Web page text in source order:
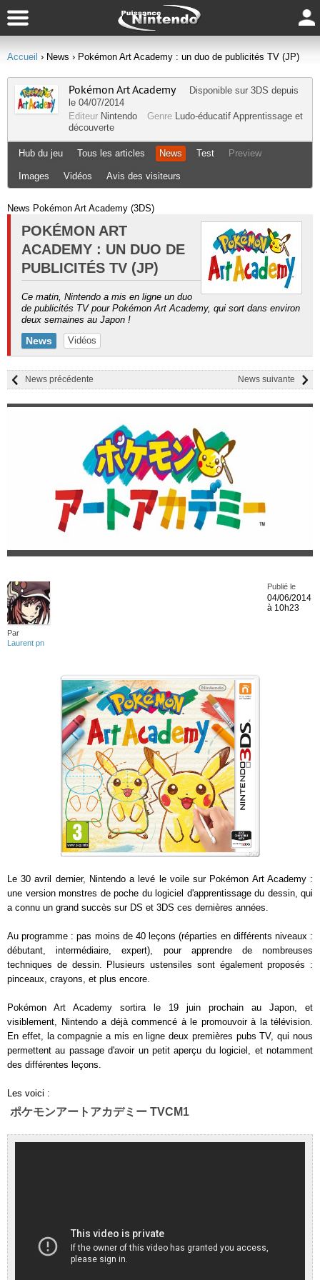
Accueil › News › Pokémon Art Academy : un duo de publicités TV (JP)
Pokémon Art Academy Disponible sur 3DS depuis
le 04/07/2014
Editeur Nintendo Genre Ludo-éducatif Apprentissage et
découverte
Hub du jeu Tous les articles News Test Preview
Images Vidéos Avis des visiteurs
News Pokémon Art Academy (3DS)
POKÉMON ART
ACADEMY : UN DUO DE
PUBLICITÉS TV (JP)
Ce matin, Nintendo a mis en ligne un duo
de publicités TV pour Pokémon Art Academy, qui sort dans environ
deux semaines au Japon !
News Vidéos
News suivante
News précédente
Par
Laurent pn
Publié le
04/06/2014
à 10h23
Le 30 avril dernier, Nintendo a levé le voile sur Pokémon Art Academy :
une version monstres de poche du logiciel d'apprentissage du dessin, qui
a connu un grand succès sur DS et 3DS ces dernières années.
Au programme : pas moins de 40 leçons (réparties en différents niveaux :
débutant, intermédiaire, expert), pour apprendre de nombreuses
techniques de dessin. Plusieurs ustensiles sont également proposés :
pinceaux, crayons, et plus encore.
Pokémon Art Academy sortira le 19 juin prochain au Japon, et
visiblement, Nintendo a déjà commencé à le promouvoir à la télévision.
En effet, la compagnie a mis en ligne deux premières pubs TV, qui nous
permettent au passage d'avoir un petit aperçu du logiciel, et notamment
des différentes leçons.
Les voici :
ポケモンアートアカデミー TVCM1